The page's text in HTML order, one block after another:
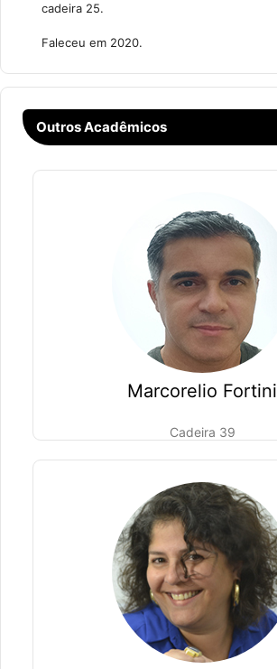
cadeira 25.
Faleceu em 2020.
Outros Acadêmicos
Marcorelio Fortini
Cadeira 39